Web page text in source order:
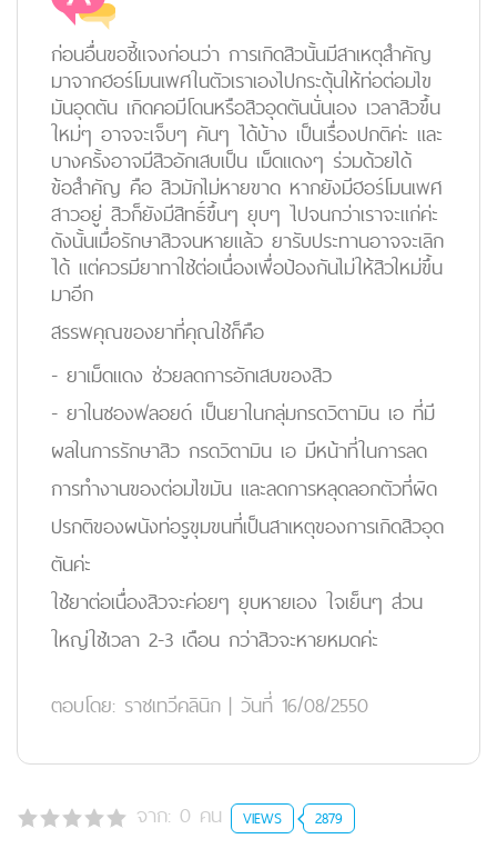
ก่อนอื่นขอชี้แจงก่อนว่า การเกิดสิวนั้นมีสาเหตุสำคัญ
มาจากฮอร์โมนเพศในตัวเราเองไปกระตุ้นให้ท่อต่อมไข
มันอุดตัน เกิดคอมีโดนหรือสิวอุดตันนั่นเอง เวลาสิวขึ้น
ใหม่ๆ อาจจะเจ็บๆ คันๆ ได้บ้าง เป็นเรื่องปกติค่ะ และ
บางครั้งอาจมีสิวอักเสบเป็น เม็ดแดงๆ ร่วมด้วยได้
ข้อสำคัญ คือ สิวมักไม่หายขาด หากยังมีฮอร์โมนเพศ
สาวอยู่ สิวก็ยังมีสิทธิ์ขึ้นๆ ยุบๆ ไปจนกว่าเราจะแก่ค่ะ
ดังนั้นเมื่อรักษาสิวจนหายแล้ว ยารับประทานอาจจะเลิก
ได้ แต่ควรมียาทาใช้ต่อเนื่องเพื่อป้องกันไม่ให้สิวใหม่ขึ้น
มาอีก
สรรพคุณของยาที่คุณใช้ก็คือ
- ยาเม็ดแดง ช่วยลดการอักเสบของสิว
- ยาในซองฟลอยด์ เป็นยาในกลุ่มกรดวิตามิน เอ ที่มี
ผลในการรักษาสิว กรดวิตามิน เอ มีหน้าที่ในการลด
การทำงานของต่อมไขมัน และลดการหลุดลอกตัวที่ผิด
ปรกติของผนังท่อรูขุมขนที่เป็นสาเหตุของการเกิดสิวอุด
ตันค่ะ
ใช้ยาต่อเนื่องสิวจะค่อยๆ ยุบหายเอง ใจเย็นๆ ส่วน
ใหญ่ใช้เวลา 2-3 เดือน กว่าสิวจะหายหมดค่ะ
ตอบโดย: ราชเทวีคลินิก | วันที่ 16/08/2550
จาก: 0 คน VIEWS 2879